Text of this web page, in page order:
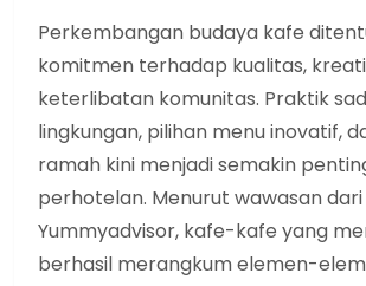
Perkembangan budaya kafe
komitmen terhadap kualitas,
keterlibatan komunitas. Praktik
lingkungan, pilihan menu inovatif,
ramah kini menjadi semakin
perhotelan. Menurut wawasan dari
Yummyadvisor, kafe-kafe yang
berhasil merangkum elemen-